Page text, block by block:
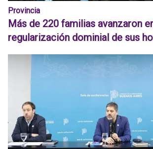
Provincia
Más de 220 familias avanzaron
regularización dominial de sus